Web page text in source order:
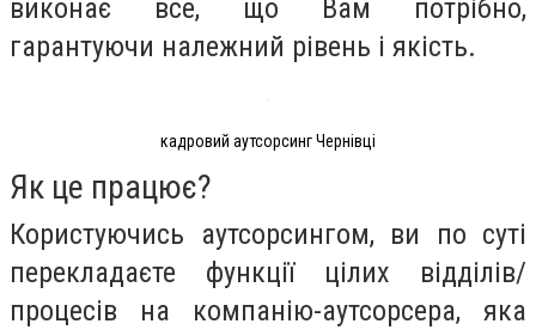
виконає все, що Вам потрібно,
гарантуючи належний рівень і якість.
кадровий аутсорсинг Чернівці
Як це працює?
Користуючись аутсорсингом, ви по суті
перекладаєте функції цілих відділів/
процесів на компанію-аутсорсера, яка